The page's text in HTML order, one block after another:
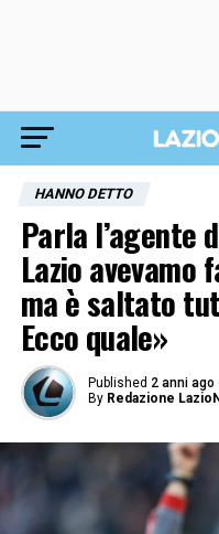
HANNO DETTO
Parla l’agente
Lazio
ma è saltato
Ecco quale»
Published 2 anni ago
By Redazione